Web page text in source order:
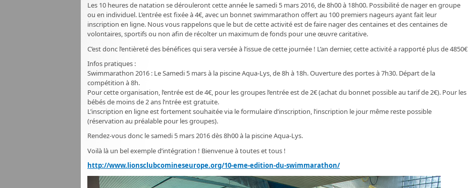
Les 10 heures de natation se dérouleront cette année le samedi 5 mars 2016, de 8h00 à 18h00. Possibilité de nager en groupe
ou en individuel. L’entrée est fixée à 4€, avec un bonnet swimmarathon offert au 100 premiers nageurs ayant fait leur
inscription en ligne. Nous vous rappelons que le but de cette activité est de faire nager des centaines et des centaines de
volontaires, sportifs ou non afin de récolter un maximum de fonds pour une œuvre caritative.
C’est donc l’entièreté des bénéfices qui sera versée à l’issue de cette journée ! L’an dernier, cette activité a rapporté plus de 4850€
Infos pratiques :
Swimmarathon 2016 : Le Samedi 5 mars à la piscine Aqua-Lys, de 8h à 18h. Ouverture des portes à 7h30. Départ de la
compétition à 8h.
Pour cette organisation, l’entrée est de 4€, pour les groupes l’entrée est de 2€ (achat du bonnet possible au tarif de 2€). Pour les
bébés de moins de 2 ans l’ntrée est gratuite.
L’inscription en ligne est fortement souhaitée via le formulaire d’inscription, l’inscription le jour même reste possible
(réservation au préalable pour les groupes).
Rendez-vous donc le samedi 5 mars 2016 dès 8h00 à la piscine Aqua-Lys.
Voilà là un bel exemple d’intégration ! Bienvenue à toutes et tous !
http://www.lionsclubcomineseurope.org/10-eme-edition-du-swimmarathon/